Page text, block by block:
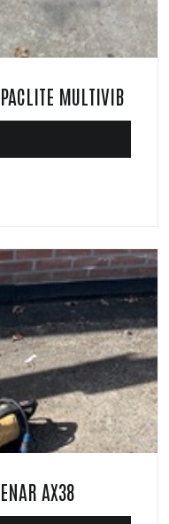
MULTIVIB
AX38